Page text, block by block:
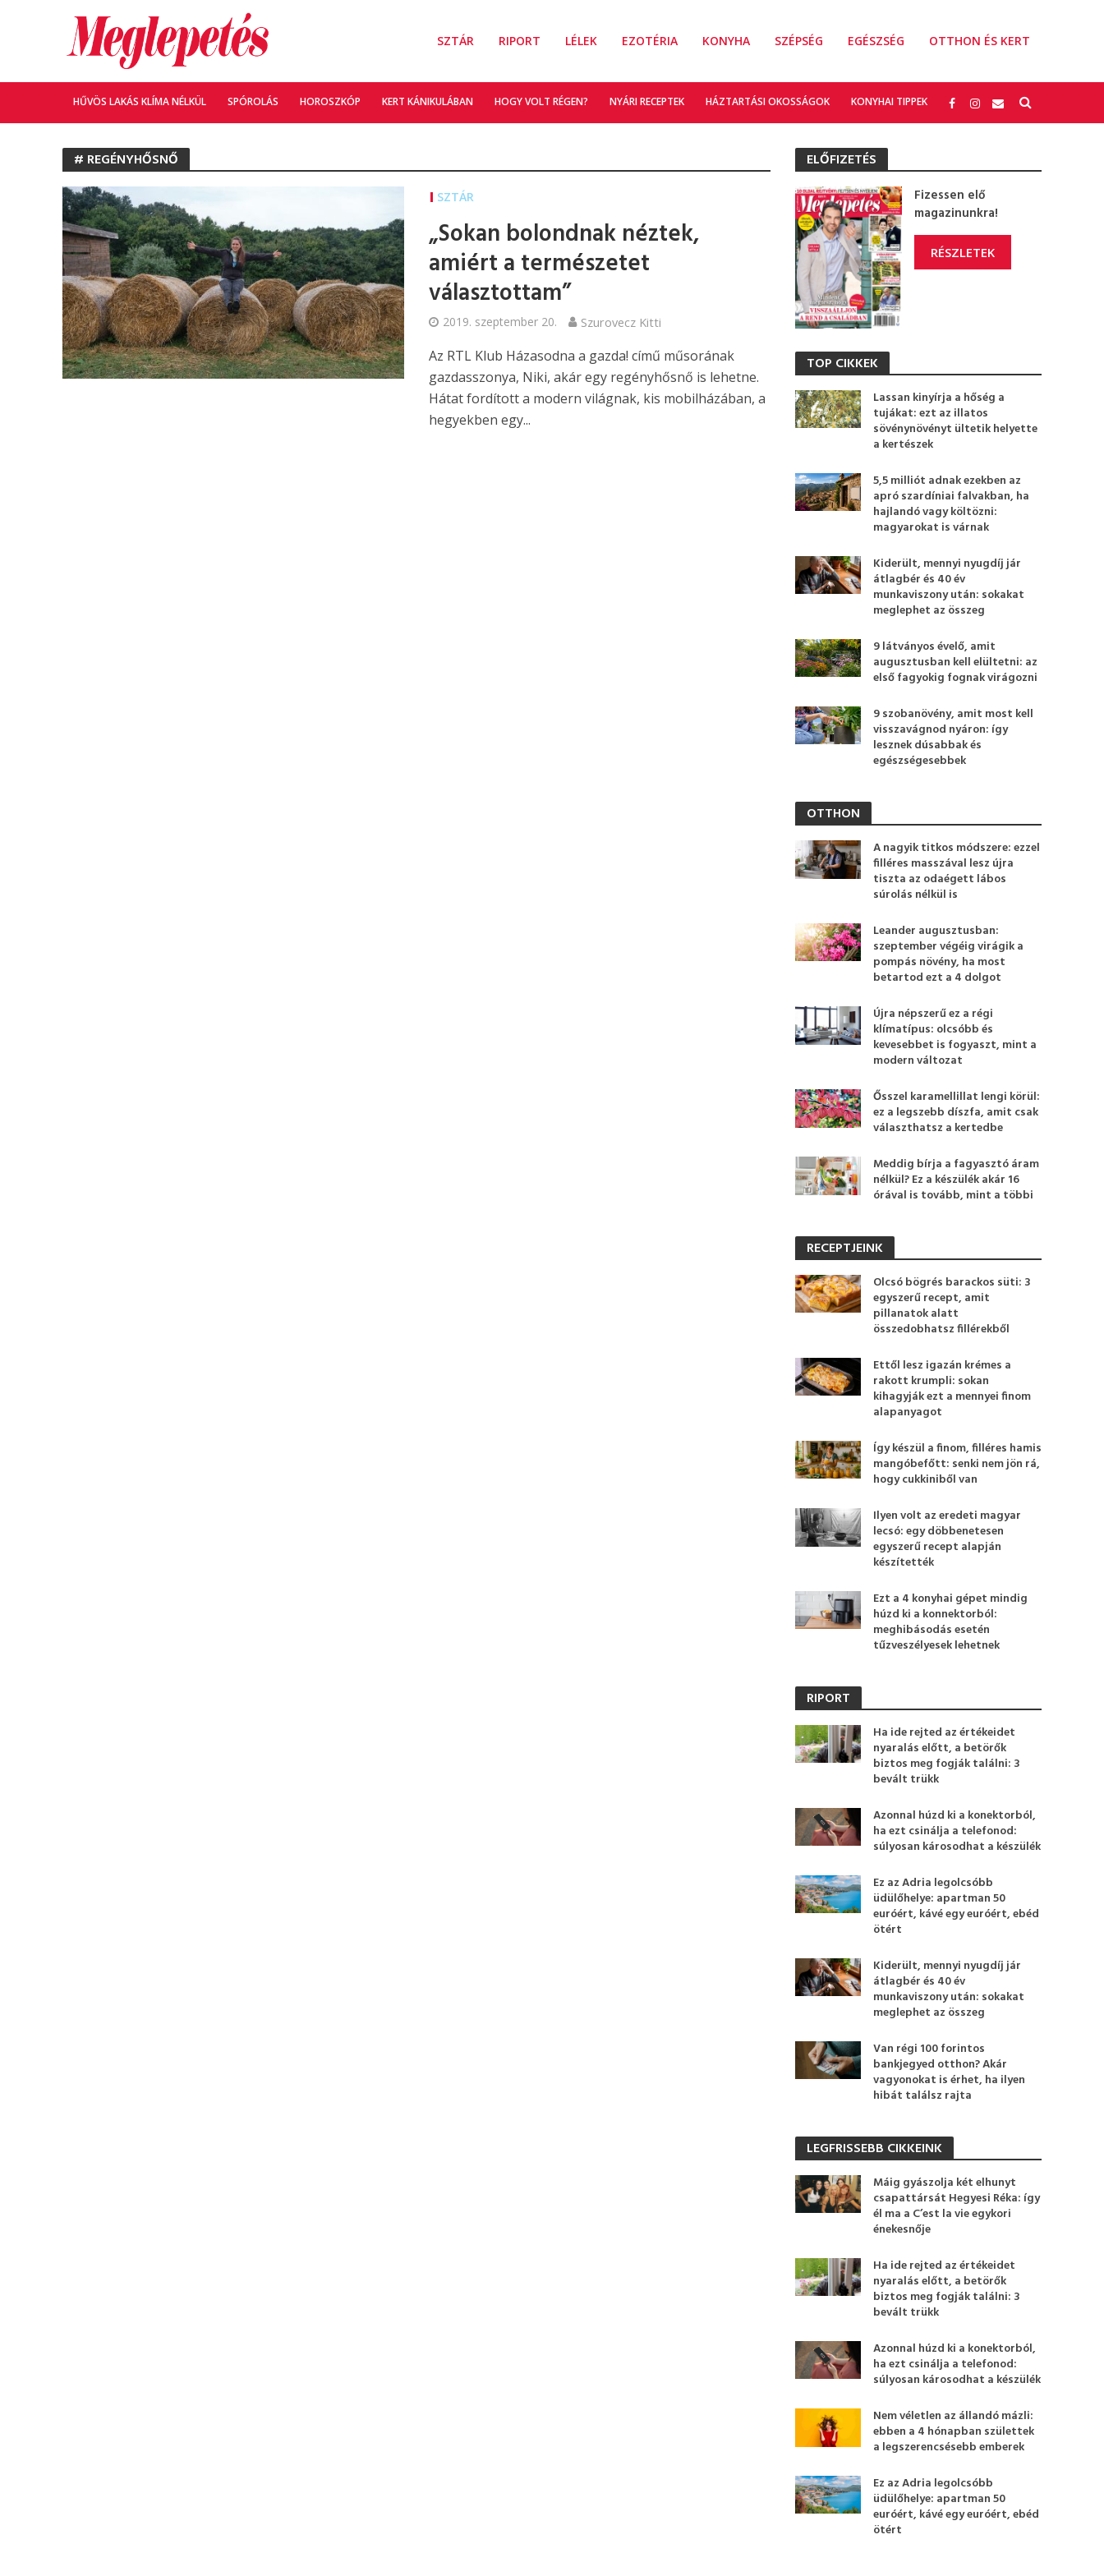
SZTÁR RIPORT LÉLEK EZOTÉRIA KONYHA SZÉPSÉG EGÉSZSÉG OTTHON ÉS KERT
HŰVÖS LAKÁS KLÍMA NÉLKÜL SPÓROLÁS HOROSZKÓP KERT KÁNIKULÁBAN HOGY VOLT RÉGEN? NYÁRI RECEPTEK HÁZTARTÁSI OKOSSÁGOK KONYHAI TIPPEK
# REGÉNYHŐSNŐ
SZTÁR
„Sokan bolondnak néztek,
amiért a természetet
választottam”
2019. szeptember 20. Szurovecz Kitti
Az RTL Klub Házasodna a gazda! című műsorának
gazdasszonya, Niki, akár egy regényhősnő is lehetne.
Hátat fordított a modern világnak, kis mobilházában, a
hegyekben egy...
ELŐFIZETÉS
Fizessen elő
magazinunkra!
RÉSZLETEK
TOP CIKKEK
Lassan kinyírja a hőség a
tujákat: ezt az illatos
sövénynövényt ültetik helyette
a kertészek
5,5 milliót adnak ezekben az
apró szardíniai falvakban, ha
hajlandó vagy költözni:
magyarokat is várnak
Kiderült, mennyi nyugdíj jár
átlagbér és 40 év
munkaviszony után: sokakat
meglephet az összeg
9 látványos évelő, amit
augusztusban kell elültetni: az
első fagyokig fognak virágozni
9 szobanövény, amit most kell
visszavágnod nyáron: így
lesznek dúsabbak és
egészségesebbek
OTTHON
A nagyik titkos módszere: ezzel
filléres masszával lesz újra
tiszta az odaégett lábos
súrolás nélkül is
Leander augusztusban:
szeptember végéig virágik a
pompás növény, ha most
betartod ezt a 4 dolgot
Újra népszerű ez a régi
klímatípus: olcsóbb és
kevesebbet is fogyaszt, mint a
modern változat
Ősszel karamellillat lengi körül:
ez a legszebb díszfa, amit csak
választhatsz a kertedbe
Meddig bírja a fagyasztó áram
nélkül? Ez a készülék akár 16
órával is tovább, mint a többi
RECEPTJEINK
Olcsó bögrés barackos süti: 3
egyszerű recept, amit
pillanatok alatt
összedobhatsz fillérekből
Ettől lesz igazán krémes a
rakott krumpli: sokan
kihagyják ezt a mennyei finom
alapanyagot
Így készül a finom, filléres hamis
mangóbefőtt: senki nem jön rá,
hogy cukkiniből van
Ilyen volt az eredeti magyar
lecsó: egy döbbenetesen
egyszerű recept alapján
készítették
Ezt a 4 konyhai gépet mindig
húzd ki a konnektorból:
meghibásodás esetén
tűzveszélyesek lehetnek
RIPORT
Ha ide rejted az értékeidet
nyaralás előtt, a betörők
biztos meg fogják találni: 3
bevált trükk
Azonnal húzd ki a konektorból,
ha ezt csinálja a telefonod:
súlyosan károsodhat a készülék
Ez az Adria legolcsóbb
üdülőhelye: apartman 50
euróért, kávé egy euróért, ebéd
ötért
Kiderült, mennyi nyugdíj jár
átlagbér és 40 év
munkaviszony után: sokakat
meglephet az összeg
Van régi 100 forintos
bankjegyed otthon? Akár
vagyonokat is érhet, ha ilyen
hibát találsz rajta
LEGFRISSEBB CIKKEINK
Máig gyászolja két elhunyt
csapattársát Hegyesi Réka: így
él ma a C’est la vie egykori
énekesnője
Ha ide rejted az értékeidet
nyaralás előtt, a betörők
biztos meg fogják találni: 3
bevált trükk
Azonnal húzd ki a konektorból,
ha ezt csinálja a telefonod:
súlyosan károsodhat a készülék
Nem véletlen az állandó mázli:
ebben a 4 hónapban születtek
a legszerencsésebb emberek
Ez az Adria legolcsóbb
üdülőhelye: apartman 50
euróért, kávé egy euróért, ebéd
ötért